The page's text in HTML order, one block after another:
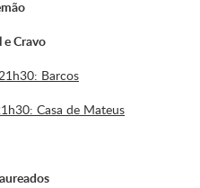
e Cravo
Barcos
Casa de Mateus